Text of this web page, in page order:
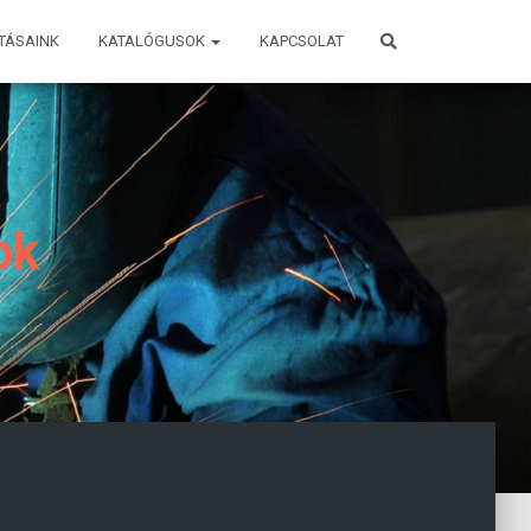
KATALÓGUSOK KAPCSOLAT